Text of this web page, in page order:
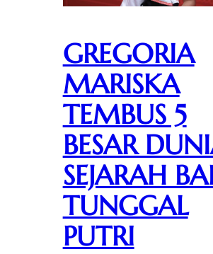
GREGORIA
MARISKA
TEMBUS 5
BESAR
SEJARAH
TUNGGAL
PUTRI